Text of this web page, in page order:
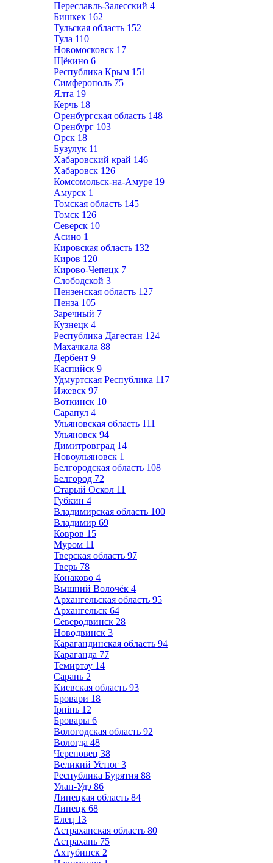
Переславль-Залесский 4
Бишкек 162
Тульская область 152
Тула 110
Новомосковск 17
Щёкино 6
Республика Крым 151
Симферополь 75
Ялта 19
Керчь 18
Оренбургская область 148
Оренбург 103
Орск 18
Бузулук 11
Хабаровский край 146
Хабаровск 126
Комсомольск-на-Амуре 19
Амурск 1
Томская область 145
Томск 126
Северск 10
Асино 1
Кировская область 132
Киров 120
Кирово-Чепецк 7
Слободской 3
Пензенская область 127
Пенза 105
Заречный 7
Кузнецк 4
Республика Дагестан 124
Махачкала 88
Дербент 9
Каспийск 9
Удмуртская Республика 117
Ижевск 97
Воткинск 10
Сарапул 4
Ульяновская область 111
Ульяновск 94
Димитровград 14
Новоульяновск 1
Белгородская область 108
Белгород 72
Старый Оскол 11
Губкин 4
Владимирская область 100
Владимир 69
Ковров 15
Муром 11
Тверская область 97
Тверь 78
Конаково 4
Вышний Волочёк 4
Архангельская область 95
Архангельск 64
Северодвинск 28
Новодвинск 3
Карагандинская область 94
Караганда 77
Темиртау 14
Сарань 2
Киевская область 93
Бровари 18
Ірпінь 12
Бровары 6
Вологодская область 92
Вологда 48
Череповец 38
Великий Устюг 3
Республика Бурятия 88
Улан-Удэ 86
Липецкая область 84
Липецк 68
Елец 13
Астраханская область 80
Астрахань 75
Ахтубинск 2